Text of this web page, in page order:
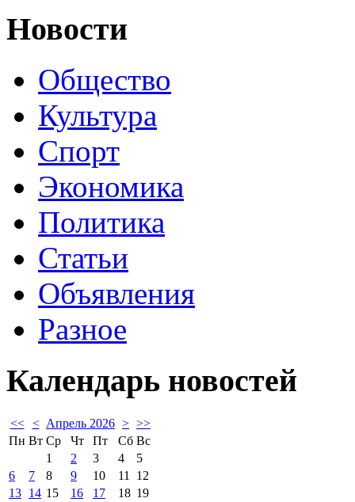
Новости
Общество
Культура
Спорт
Экономика
Политика
Статьи
Объявления
Разное
Календарь новостей
<< < Апрель 2026 > >>
Пн Вт Ср Чт Пт Сб Вс
1
2 3 4
5
6
7 8 9 10 11
12
13 14 15 16 17 18 19